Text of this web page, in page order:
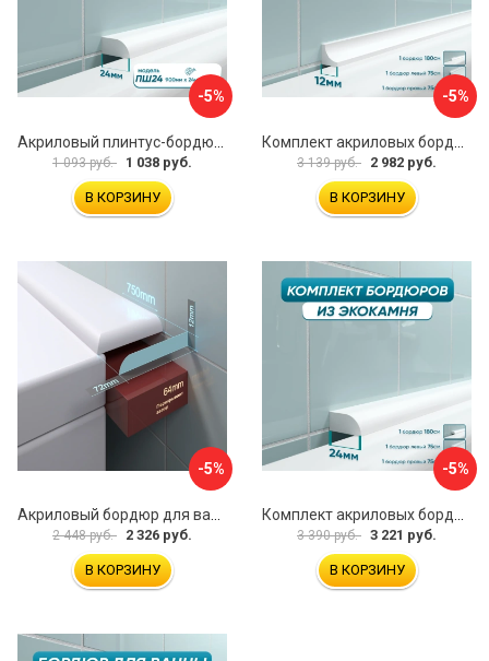
-5%
Акриловый плинтус-бордюр для ванной BNV ПШ24 4603320007979
1 093 руб. 1 038 руб.
В КОРЗИНУ
-5%
Комплект акриловых бордюров для ванной BNV ГЛ12 4603312129467
3 139 руб. 2 982 руб.
В КОРЗИНУ
-5%
2 448 руб. 2 326 руб.
В КОРЗИНУ
-5%
3 390 руб. 3 221 руб.
В КОРЗИНУ